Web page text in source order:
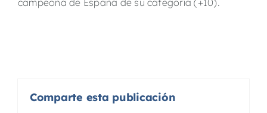
campeona de España de su categoría (+10).
Comparte esta publicación